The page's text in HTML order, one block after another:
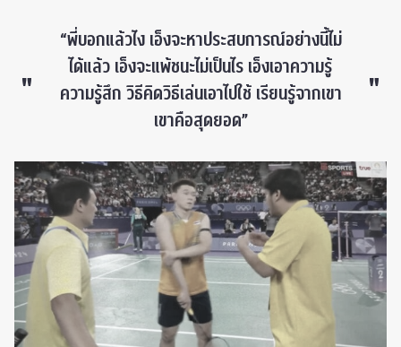
“พี่บอกแล้วไง เอ็งจะหาประสบการณ์อย่างนี้ไม่
ได้แล้ว เอ็งจะแพ้ชนะไม่เป็นไร เอ็งเอาความรู้
ความรู้สึก วิธีคิดวิธีเล่นเอาไปใช้ เรียนรู้จากเขา
เขาคือสุดยอด”